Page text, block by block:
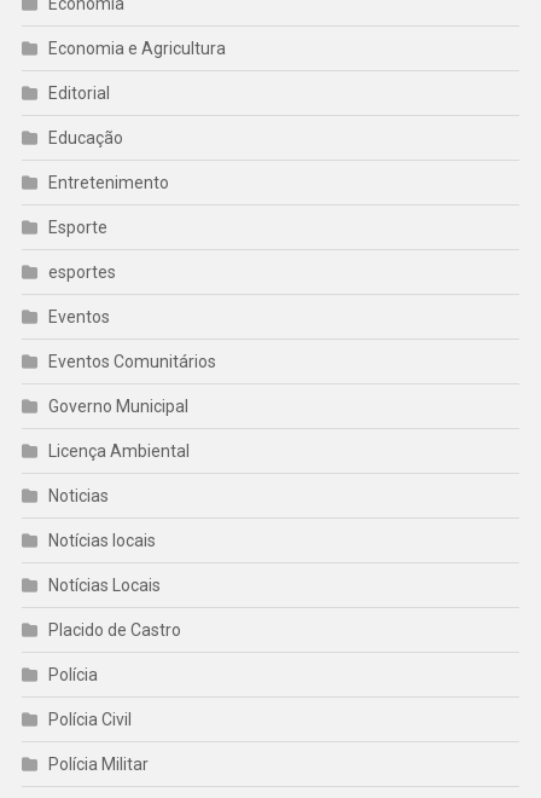
Economia
Economia e Agricultura
Editorial
Educação
Entretenimento
Esporte
esportes
Eventos
Eventos Comunitários
Governo Municipal
Licença Ambiental
Noticias
Notícias locais
Notícias Locais
Placido de Castro
Polícia
Polícia Civil
Polícia Militar